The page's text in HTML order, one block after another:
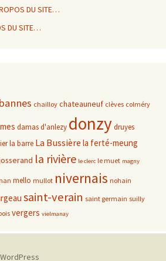
DU SITE…
DU SITE…
chailloy chateauneuf clèves colméry
damas d'anlezy donzydruyes
la barre La Bussière la ferté-meung
la rivière le clerc le muet magny
mello mullot nivernais nohain
saint-verain saint germain suilly
vergers vielmanay